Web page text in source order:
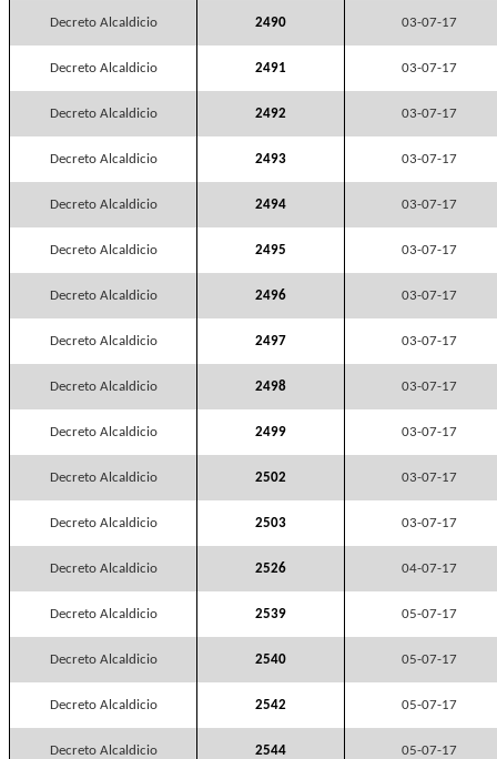
Decreto Alcaldicio 2490 03-07-17
Decreto Alcaldicio 2491 03-07-17
Decreto Alcaldicio 2492 03-07-17
Decreto Alcaldicio 2493 03-07-17
Decreto Alcaldicio 2494 03-07-17
Decreto Alcaldicio 2495 03-07-17
Decreto Alcaldicio 2496 03-07-17
Decreto Alcaldicio 2497 03-07-17
Decreto Alcaldicio 2498 03-07-17
Decreto Alcaldicio 2499 03-07-17
Decreto Alcaldicio 2502 03-07-17
Decreto Alcaldicio 2503 03-07-17
Decreto Alcaldicio 2526 04-07-17
Decreto Alcaldicio 2539 05-07-17
Decreto Alcaldicio 2540 05-07-17
Decreto Alcaldicio 2542 05-07-17
Decreto Alcaldicio 2544 05-07-17